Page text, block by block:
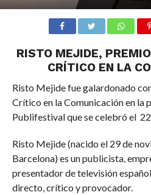
RISTO MEJIDE,
CRÍTICO EN LA
Risto Mejide fue galardonado
Crítico en la Comunicación en la
Publifestival que se celebró el
Risto Mejide (nacido el 29 de
Barcelona) es un publicista,
presentador de televisión
directo, crítico y provocador.